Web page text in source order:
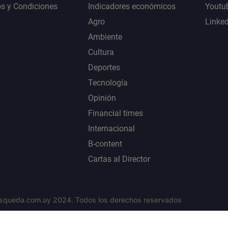
y Condiciones
Indicadores económicos
Agro
Ambiente
Cultura
Deportes
Tecnología
Opinión
Financial times
Internacional
B-content
Cartas al Director
2024. Todos los derechos reservados